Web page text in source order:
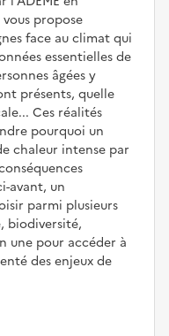
propose
face au climat qui
essentielles de
âgées y
présents, quelle
Ces réalités
pourquoi un
chaleur intense par
avant, un
parmi plusieurs
biodiversité,
une pour accéder à
des enjeux de